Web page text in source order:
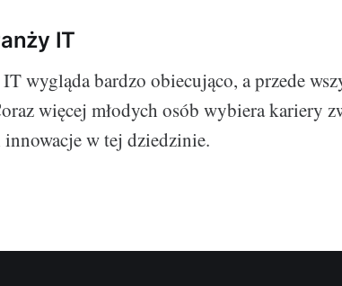
IT
IT wygląda bardzo obiecująco, a przede
więcej młodych osób wybiera kariery
w tej dziedzinie.